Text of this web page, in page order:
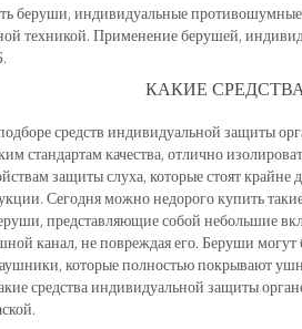
беруши, индивидуальные
техникой. Применение берушей,
КАКИЕ
средств индивидуальной защиты
стандартам качества, отлично
защиты слуха, которые стоят
Сегодня можно недорого купить
представляющие собой небольшие
канал, не повреждая его. Беруши
которые полностью покрывают
средства индивидуальной защиты